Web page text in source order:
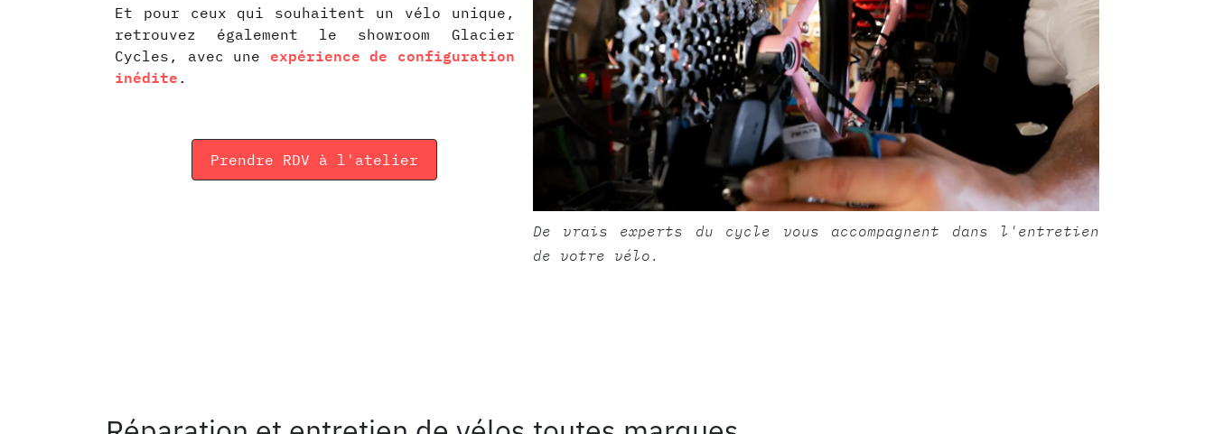
Et pour ceux qui souhaitent un vélo unique,
retrouvez également le showroom Glacier
Cycles, avec une expérience de configuration
inédite .
Prendre RDV​​​​ à l'atelier
De vrais experts du cycle vous accompagnent dans l'entretien
de votre vélo.